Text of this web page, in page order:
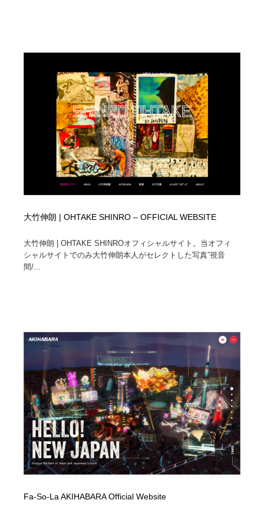
大竹伸朗 | OHTAKE SHINRO – OFFICIAL WEBSITE
大竹伸朗 | OHTAKE SHINROオフィシャルサイト。当オフィ
シャルサイトでのみ大竹伸朗本人がセレクトした写真”視音
間/...
Fa-So-La AKIHABARA Official Website